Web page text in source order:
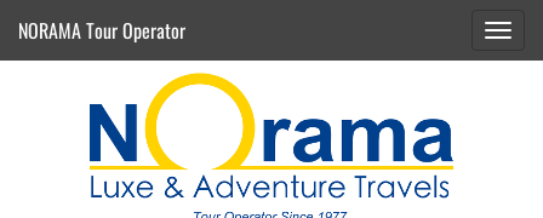
NORAMA Tour Operator